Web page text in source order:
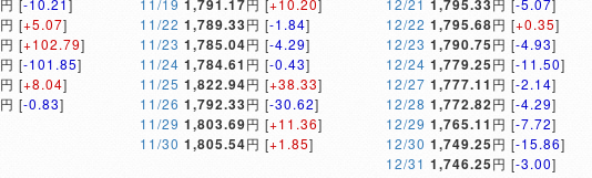
円 [-10.21]
円 [+5.07]
円 [+102.79]
円 [-101.85]
円 [+8.04]
円 [-0.83]
11/19 1,791.17円 [+10.20]
11/22 1,789.33円 [-1.84]
11/23 1,785.04円 [-4.29]
11/24 1,784.61 円 [-0.43]
11/25 1,822.94円 [+38.33]
11/26 1,792.33円 [-30.62]
11/29 1,803.69円 [+11.36]
11/30 1,805.54円 [+1.85]
12/21 1,795.33円 [-5.07]
12/22 1,795.68円 [+0.35]
12/23 1,790.75円 [-4.93]
12/24 1,779.25円 [-11.50]
12/27 1,777.11 円 [-2.14]
12/28 1,772.82円 [-4.29]
12/29 1,765.11 円 [-7.72]
12/30 1,749.25円 [-15.86]
12/31 1,746.25円 [-3.00]